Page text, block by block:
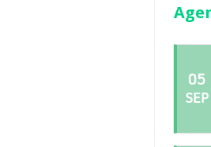
05
SEP